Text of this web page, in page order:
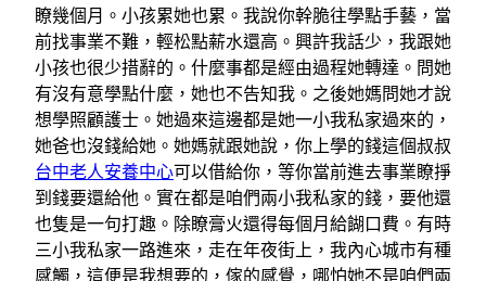
瞭幾個月。小孩累她也累。我說你幹脆往學點手藝，當
前找事業不難，輕松點薪水還高。興許我話少，我跟她
小孩也很少措辭的。什麼事都是經由過程她轉達。問她
有沒有意學點什麼，她也不告知我。之後她媽問她才說
想學照顧護士。她過來這邊都是她一小我私家過來的，
她爸也沒錢給她。她媽就跟她說，你上學的錢這個叔叔
台中老人安養中心可以借給你，等你當前進去事業瞭掙
到錢要還給他。實在都是咱們兩小我私家的錢，要他還
也隻是一句打趣。除瞭膏火還得每個月給餬口費。有時
三小我私家一路進來，走在年夜街上，我內心城市有種
感觸，這便是我想要的，傢的感覺，哪怕她不是咱們兩